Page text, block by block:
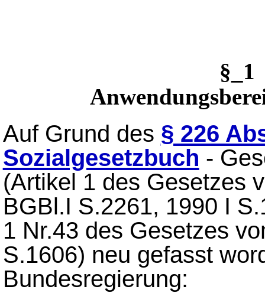
Auf Grund des § 226
Sozialgesetzbuch -
(Artikel 1 des Gesetzes
BGBl.I S.2261, 1990 I
1 Nr.43 des Gesetzes
S.1606) neu gefasst
Bundesregierung: